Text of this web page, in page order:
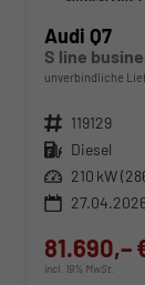
Audi Q7
S line
unverbindliche
Fahrzeugnr. 119129
Kraftstoff Diesel
Leistung 210 kW
81.690,–
incl. 19% MwSt.